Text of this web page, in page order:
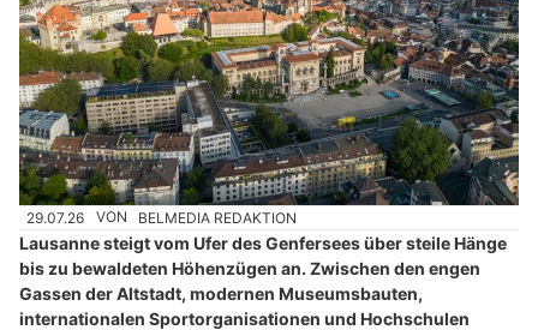
29.07.26 VON BELMEDIA REDAKTION
Lausanne steigt vom Ufer des Genfersees über steile Hänge
bis zu bewaldeten Höhenzügen an. Zwischen den engen
Gassen der Altstadt, modernen Museumsbauten,
internationalen Sportorganisationen und Hochschulen